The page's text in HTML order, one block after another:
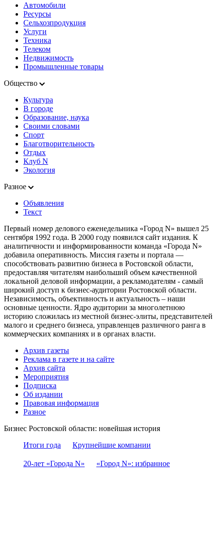
Автомобили
Ресурсы
Сельхозпродукция
Услуги
Техника
Телеком
Недвижимость
Промышленные товары
Общество
Культура
В городе
Образование, наука
Своими словами
Спорт
Благотворительность
Отдых
Клуб N
Экология
Разное
Объявления
Текст
Первый номер делового еженедельника «Город N» вышел 25
сентября 1992 года. В 2000 году появился сайт издания. К
аналитичности и информированности команда «Города N»
добавила оперативность. Миссия газеты и портала —
способствовать развитию бизнеса в Ростовской области,
предоставляя читателям наибольший объем качественной
локальной деловой информации, а рекламодателям - самый
широкий доступ к бизнес-аудитории Ростовской области.
Независимость, объективность и актуальность – наши
основные ценности. Ядро аудитории за многолетнюю
историю сложилась из местной бизнес-элиты, представителей
малого и среднего бизнеса, управленцев различного ранга в
коммерческих компаниях и в органах власти.
Архив газеты
Реклама в газете и на сайте
Архив сайта
Мероприятия
Подписка
Об издании
Правовая информация
Разное
Бизнес Ростовской области: новейшая история
Итоги года
Крупнейшие компании
20-лет «Города N» «Город N»: избранное